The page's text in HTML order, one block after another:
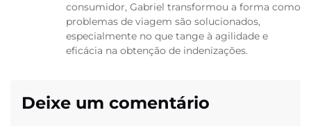
consumidor, Gabriel transformou a forma como
problemas de viagem são solucionados,
especialmente no que tange à agilidade e
eficácia na obtenção de indenizações.
Deixe um comentário